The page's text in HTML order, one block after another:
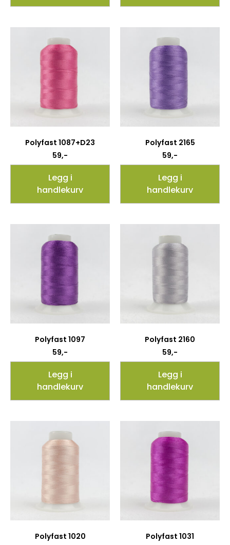
Polyfast 1087+D23
59,-
Legg i
handlekurv
Polyfast 2165
59,-
Legg i
handlekurv
Polyfast 1097
59,-
Legg i
handlekurv
Polyfast 2160
59,-
Legg i
handlekurv
Polyfast 1020
Polyfast 1031